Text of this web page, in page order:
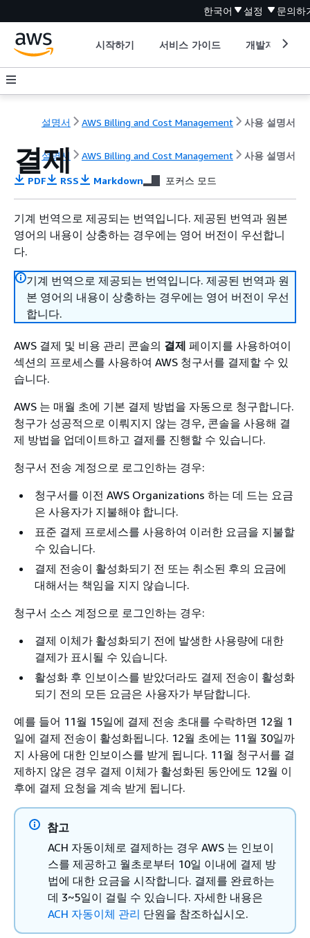
한국어 설정 문의하
시작하기 서비스 가이드 개발자 도구
설명서 AWS Billing and Cost Management 사용 설명서
설명서 AWS Billing and Cost Management 사용 설명서
결제
PDF RSS Markdown 포커스 모드
기계 번역으로 제공되는 번역입니다. 제공된 번역과 원본
영어의 내용이 상충하는 경우에는 영어 버전이 우선합니
다.
기계 번역으로 제공되는 번역입니다. 제공된 번역과 원
본 영어의 내용이 상충하는 경우에는 영어 버전이 우선
합니다.
AWS 결제 및 비용 관리 콘솔의 결제 페이지를 사용하여이
섹션의 프로세스를 사용하여 AWS 청구서를 결제할 수 있
습니다.
AWS 는 매월 초에 기본 결제 방법을 자동으로 청구합니다.
청구가 성공적으로 이뤄지지 않는 경우, 콘솔을 사용해 결
제 방법을 업데이트하고 결제를 진행할 수 있습니다.
청구서 전송 계정으로 로그인하는 경우:
청구서를 이전 AWS Organizations 하는 데 드는 요금
은 사용자가 지불해야 합니다.
표준 결제 프로세스를 사용하여 이러한 요금을 지불할
수 있습니다.
결제 전송이 활성화되기 전 또는 취소된 후의 요금에
대해서는 책임을 지지 않습니다.
청구서 소스 계정으로 로그인하는 경우:
결제 이체가 활성화되기 전에 발생한 사용량에 대한
결제가 표시될 수 있습니다.
활성화 후 인보이스를 받았더라도 결제 전송이 활성화
되기 전의 모든 요금은 사용자가 부담합니다.
예를 들어 11월 15일에 결제 전송 초대를 수락하면 12월 1
일에 결제 전송이 활성화됩니다. 12월 초에는 11월 30일까
지 사용에 대한 인보이스를 받게 됩니다. 11월 청구서를 결
제하지 않은 경우 결제 이체가 활성화된 동안에도 12월 이
후에 결제 요청을 계속 받게 됩니다.
참고
ACH 자동이체로 결제하는 경우 AWS 는 인보이
스를 제공하고 월초로부터 10일 이내에 결제 방
법에 대한 요금을 시작합니다. 결제를 완료하는
데 3~5일이 걸릴 수 있습니다. 자세한 내용은
ACH 자동이체 관리 단원을 참조하십시오.